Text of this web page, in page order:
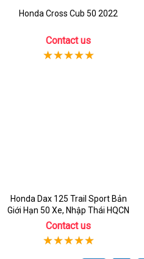
Honda Cross Cub 50 2022
Contact us
Honda Dax 125 Trail Sport Bản
Giới Hạn 50 Xe, Nhập Thái HQCN
Contact us